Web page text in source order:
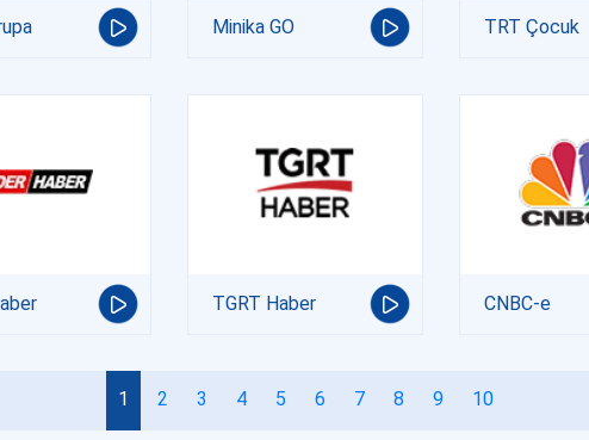
Minika GO TRT Çocuk
TGRT Haber CNBC-e
1 2 3 4 5 6 7 8 9 10